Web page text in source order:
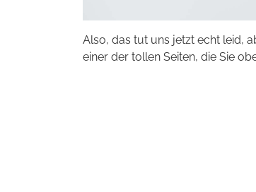
Also, das tut uns jetzt echt leid,
einer der tollen Seiten, die Sie